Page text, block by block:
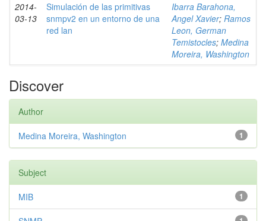
2014-
03-13
Simulación de las primitivas
snmpv2 en un entorno de una
red lan
Ibarra Barahona,
Angel Xavier; Ramos
Leon, German
Temistocles; Medina
Moreira, Washington
Discover
Author
1
Medina Moreira, Washington
Subject
1
MIB